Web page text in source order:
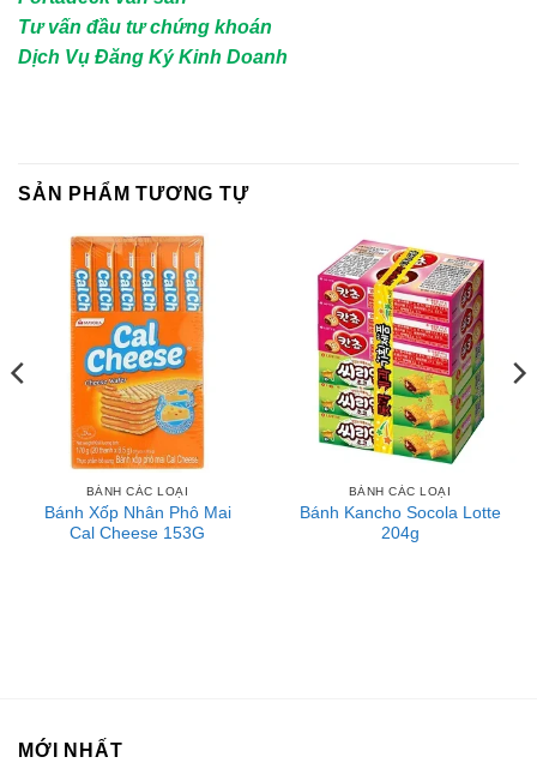
Tư vấn đầu tư chứng khoán
Dịch Vụ Đăng Ký Kinh Doanh
SẢN PHẨM TƯƠNG TỰ
BÁNH CÁC LOẠI
Bánh Xốp Nhân Phô Mai
Cal Cheese 153G
BÁNH CÁC LOẠI
Bánh Kancho Socola Lotte
204g
MỚI NHẤT